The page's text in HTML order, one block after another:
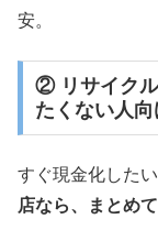
安。
② リサイク
たくない人向
すぐ現金化した
店なら、まとめ